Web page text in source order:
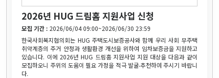
2026년 HUG 드림홈 지원사업 신청
모집 기간 : 2026/06/04 09:00~2026/06/30 23:59
한국사회복지협의회는 HUG 주택도시보증공사와 함께 우리 사회 무주택
취약계층의 주거 안정과 생활환경 개선을 위하여 임차보증금을 지원하고
있습니다. 이에 2026년 HUG 드림홈 지원사업 지원 대상을 다음과 같이
모집하오니 주위의 도움이 필요 가정을 적극 발굴‧추천하여 주시기 바랍니
다.